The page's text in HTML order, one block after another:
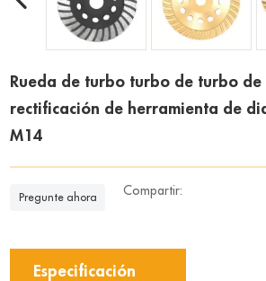
Rueda de turbo turbo de turbo
rectificación de herramienta de
M14
Pregunte ahora
Compartir:
Especificación